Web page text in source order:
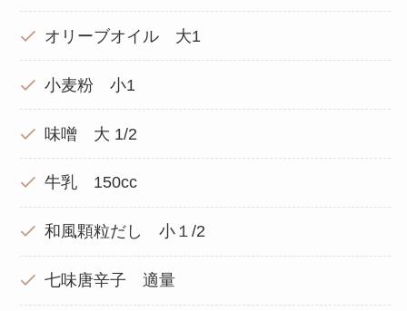
オリーブオイル 大1
小麦粉 小1
味噌 大 1/2
牛乳 150cc
和風顆粒だし 小１/2
七味唐辛子 適量